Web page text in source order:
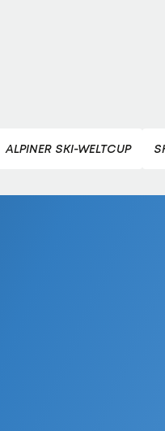
ALPINER SKI-WELTCUP